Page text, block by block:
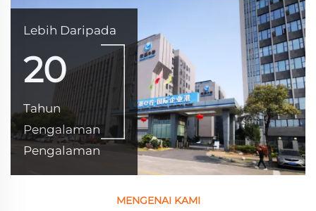
Lebih Daripada
20
Tahun
Pengalaman
Pengalaman
MENGENAI KAMI